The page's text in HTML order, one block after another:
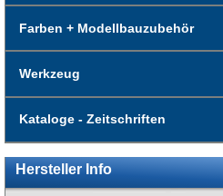
Farben + Modellbauzubehör
Werkzeug
Kataloge - Zeitschriften
Hersteller Info